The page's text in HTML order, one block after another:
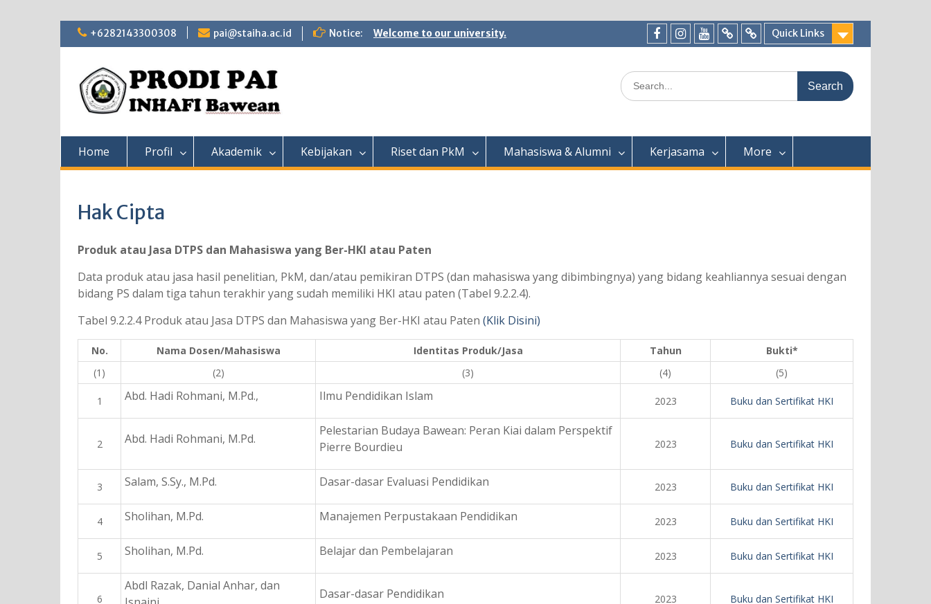
Skip
+6282143300308 pai@staiha.ac.id Notice: Welcome to our university.
Quick Links
FacebookInstagram
YoutubeTiktokWhatsApp
Search
for:
Home Profil Akademik Kebijakan Riset dan PkM Mahasiswa & Alumni Kerjasama More
Hak Cipta
Produk atau Jasa DTPS dan Mahasiswa yang Ber-HKI atau Paten
Data produk atau jasa hasil penelitian, PkM, dan/atau pemikiran DTPS (dan mahasiswa yang dibimbingnya) yang bidang keahliannya sesuai dengan
bidang PS dalam tiga tahun terakhir yang sudah memiliki HKI atau paten (Tabel 9.2.2.4).
Tabel 9.2.2.4 Produk atau Jasa DTPS dan Mahasiswa yang Ber-HKI atau Paten (Klik Disini)
No. Nama Dosen/Mahasiswa Identitas Produk/Jasa Tahun
Bukti*
(1)
(2) (3) (4) (5)
1 Abd. Hadi Rohmani, M.Pd., Ilmu Pendidikan Islam 2023 Buku dan Sertifikat HKI
2 Abd. Hadi Rohmani, M.Pd.
Pelestarian Budaya Bawean: Peran Kiai dalam Perspektif
Pierre Bourdieu
2023 Buku dan Sertifikat HKI
3 Salam, S.Sy., M.Pd. Dasar-dasar Evaluasi Pendidikan 2023 Buku dan Sertifikat HKI
4 Sholihan, M.Pd. Manajemen Perpustakaan Pendidikan 2023 Buku dan Sertifikat HKI
5 Sholihan, M.Pd. Belajar dan Pembelajaran 2023 Buku dan Sertifikat HKI
6
Abdl Razak, Danial Anhar, dan
Dasar-dasar Pendidikan 2023 Buku dan Sertifikat HKI